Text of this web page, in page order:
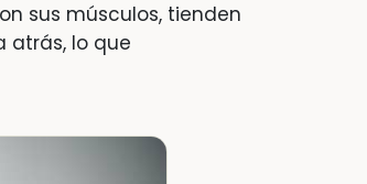
sus músculos, tienden
atrás, lo que